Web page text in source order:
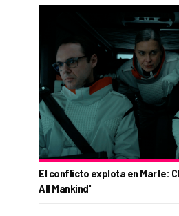
El conflicto explota en Marte:
All Mankind'